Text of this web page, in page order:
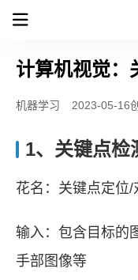
计算机视觉：
机器学习 2023-05-16
1、关键点检
花名：关键点定位
输入：包含目标的
手部图像等